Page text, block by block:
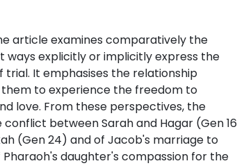
article examines comparatively the
ways explicitly or implicitly express the
It emphasises the relationship
to experience the freedom to
love. From these perspectives, the
between Sarah and Hagar (Gen 16
(Gen 24) and of Jacob's marriage to
daughter's compassion for the